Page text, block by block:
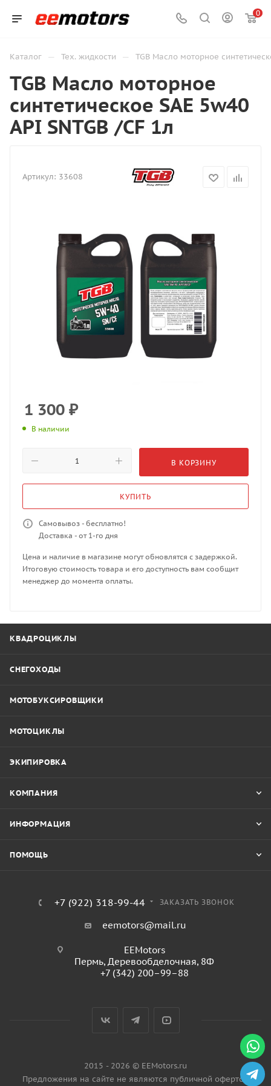
0
Каталог — Тех. жидкости — TGB Масло моторное
TGB Масло моторное
синтетическое SAE 5w40
API SNTGB /CF 1л
Артикул: 33608
1 300 ₽
В наличии
В КОРЗИНУ
КУПИТЬ
Самовывоз - бесплатно!
Доставка - от 1-го дня
Цена и наличие в магазине могут обновлятся с задержкой.
Итоговую стоимость товара и его доступность вам сообщит
менеджер до момента оплаты.
КВАДРОЦИКЛЫ
СНЕГОХОДЫ
МОТОБУКСИРОВЩИКИ
МОТОЦИКЛЫ
ЭКИПИРОВКА
КОМПАНИЯ
ИНФОРМАЦИЯ
ПОМОЩЬ
+7 (922) 318-99-44 ЗАКАЗАТЬ ЗВОНОК
eemotors@mail.ru
EEMotors
Пермь, Деревообделочная, 8Ф
+7 (342) 200–99–88
2015 - 2026 © EEMotors.ru
Предложения на сайте не являются публичной офертой